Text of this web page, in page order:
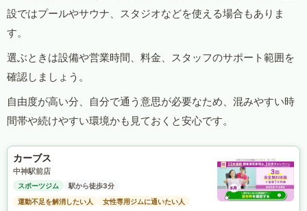
設ではプールやサウナ、スタジオなどを使える場合もありま
す。
選ぶときは設備や営業時間、料金、スタッフのサポート範囲を
確認しましょう。
自由度が高い分、自分で通う意思が必要なため、混みやすい時
間帯や続けやすい環境かも見ておくと安心です。
カーブス
中神駅前店
スポーツジム
駅から徒歩3分
運動不足を解消したい人
女性専用ジムに通いたい人